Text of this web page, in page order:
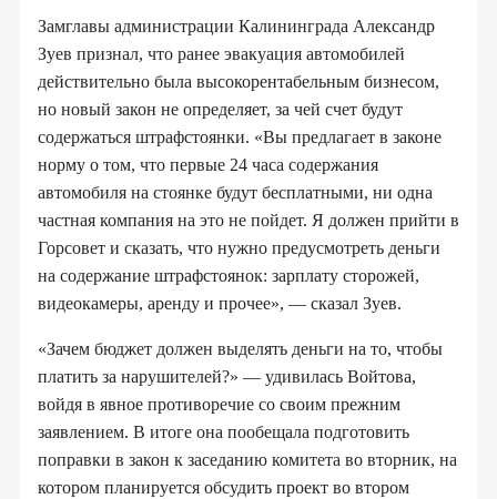
Замглавы администрации Калининграда Александр
Зуев признал, что ранее эвакуация автомобилей
действительно была высокорентабельным бизнесом,
но новый закон не определяет, за чей счет будут
содержаться штрафстоянки. «Вы предлагает в законе
норму о том, что первые 24 часа содержания
автомобиля на стоянке будут бесплатными, ни одна
частная компания на это не пойдет. Я должен прийти в
Горсовет и сказать, что нужно предусмотреть деньги
на содержание штрафстоянок: зарплату сторожей,
видеокамеры, аренду и прочее», — сказал Зуев.
«Зачем бюджет должен выделять деньги на то, чтобы
платить за нарушителей?» — удивилась Войтова,
войдя в явное противоречие со своим прежним
заявлением. В итоге она пообещала подготовить
поправки в закон к заседанию комитета во вторник, на
котором планируется обсудить проект во втором